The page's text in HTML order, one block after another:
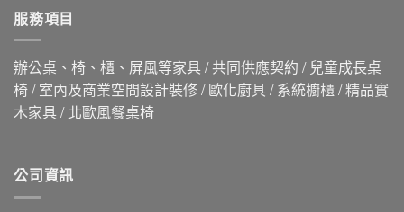
服務項目
辦公桌、椅、櫃、屏風等家具 / 共同供應契約 / 兒童成長桌
椅 / 室內及商業空間設計裝修 / 歐化廚具 / 系統櫥櫃 / 精品實
木家具 / 北歐風餐桌椅
公司資訊